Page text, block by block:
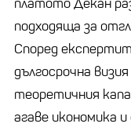
платото Декан
подходяща за
Според
дългосрочна
теоретичния
агаве икономика